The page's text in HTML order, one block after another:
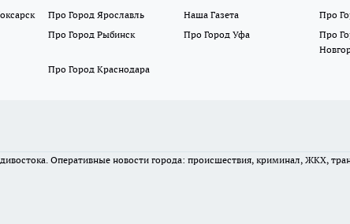
Про Город Ярославль Наша Газета
Про
Про Город Рыбинск Про Город Уфа
Про
Про Город Краснодара
Оперативные новости города: происшествия, криминал, ЖКХ,